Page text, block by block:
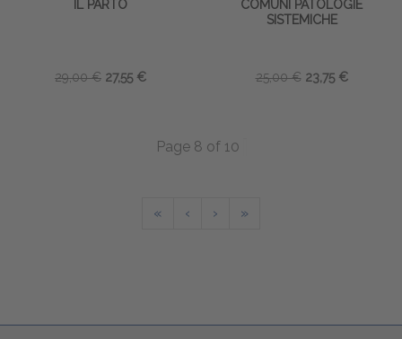
IL PARTO
29,00 € 27,55 €
COMUNI PATOLOGIE
SISTEMICHE
25,00 € 23,75 €
Page 8 of 10
« ‹ › »